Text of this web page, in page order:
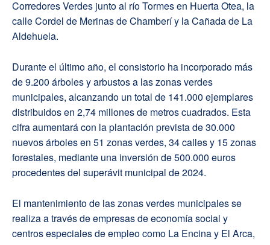
Corredores Verdes junto al río Tormes en Huerta Otea, la
calle Cordel de Merinas de Chamberí y la Cañada de La
Aldehuela.
Durante el último año, el consistorio ha incorporado más
de 9.200 árboles y arbustos a las zonas verdes
municipales, alcanzando un total de 141.000 ejemplares
distribuidos en 2,74 millones de metros cuadrados. Esta
cifra aumentará con la plantación prevista de 30.000
nuevos árboles en 51 zonas verdes, 34 calles y 15 zonas
forestales, mediante una inversión de 500.000 euros
procedentes del superávit municipal de 2024.
El mantenimiento de las zonas verdes municipales se
realiza a través de empresas de economía social y
centros especiales de empleo como La Encina y El Arca,